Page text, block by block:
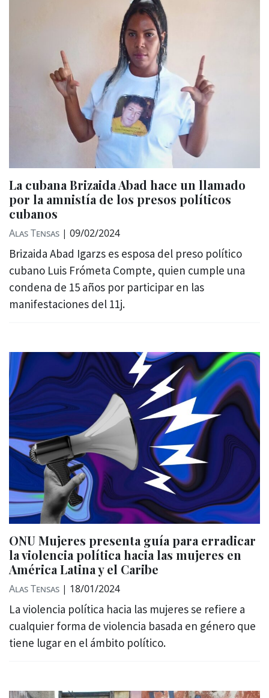
La cubana Brizaida Abad hace un llamado
por la amnistía de los presos políticos
cubanos
Alas Tensas | 09/02/2024
Brizaida Abad Igarzs es esposa del preso político
cubano Luis Frómeta Compte, quien cumple una
condena de 15 años por participar en las
manifestaciones del 11j.
ONU Mujeres presenta guía para erradicar
la violencia política hacia las mujeres en
América Latina y el Caribe
Alas Tensas | 18/01/2024
La violencia política hacia las mujeres se refiere a
cualquier forma de violencia basada en género que
tiene lugar en el ámbito político.